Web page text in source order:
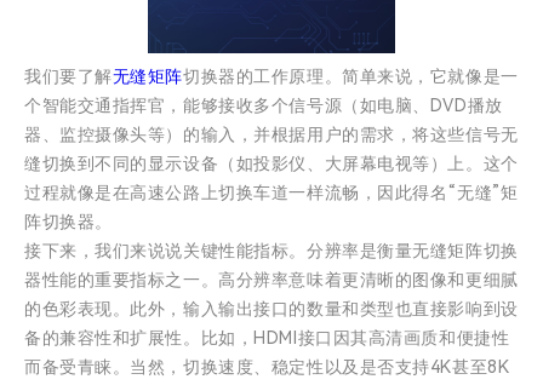
我们要了解无缝矩阵切换器的工作原理。简单来说，它就像是一
个智能交通指挥官，能够接收多个信号源（如电脑、DVD播放
器、监控摄像头等）的输入，并根据用户的需求，将这些信号无
缝切换到不同的显示设备（如投影仪、大屏幕电视等）上。这个
过程就像是在高速公路上切换车道一样流畅，因此得名“无缝”矩
阵切换器。
接下来，我们来说说关键性能指标。分辨率是衡量无缝矩阵切换
器性能的重要指标之一。高分辨率意味着更清晰的图像和更细腻
的色彩表现。此外，输入输出接口的数量和类型也直接影响到设
备的兼容性和扩展性。比如，HDMI接口因其高清画质和便捷性
而备受青睐。当然，切换速度、稳定性以及是否支持4K甚至8K